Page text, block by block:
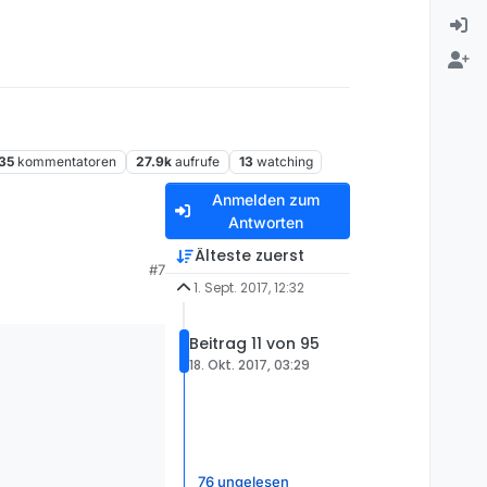
kommentatoren 27.9k aufrufe 13 watching
etwas älter ist,
#7
Anmelden zum
Antworten
Älteste zuerst
1. Sept. 2017, 12:32
Beitrag 11 von 95
18. Okt. 2017, 03:29
76 ungelesen